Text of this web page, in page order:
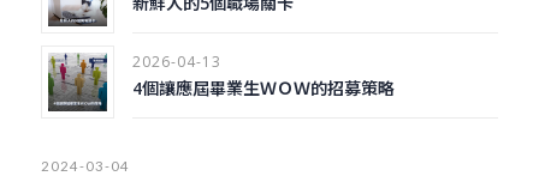
2026-04-13
4個讓應屆畢業生ＷＯＷ的招募策略
2024-03-04